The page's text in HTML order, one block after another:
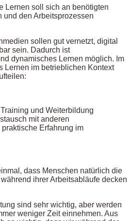
Lernen soll sich an benötigten
und den Arbeitsprozessen
sollen gut vernetzt, digital
sein. Dadurch ist
dynamisches Lernen möglich. Im
Lernen im betrieblichen Kontext
und Weiterbildung
mit anderen
Erfahrung im
dass Menschen natürlich die
ihrer Arbeitsabläufe decken
sind sehr wichtig, aber werden
weniger Zeit einnehmen. Aus